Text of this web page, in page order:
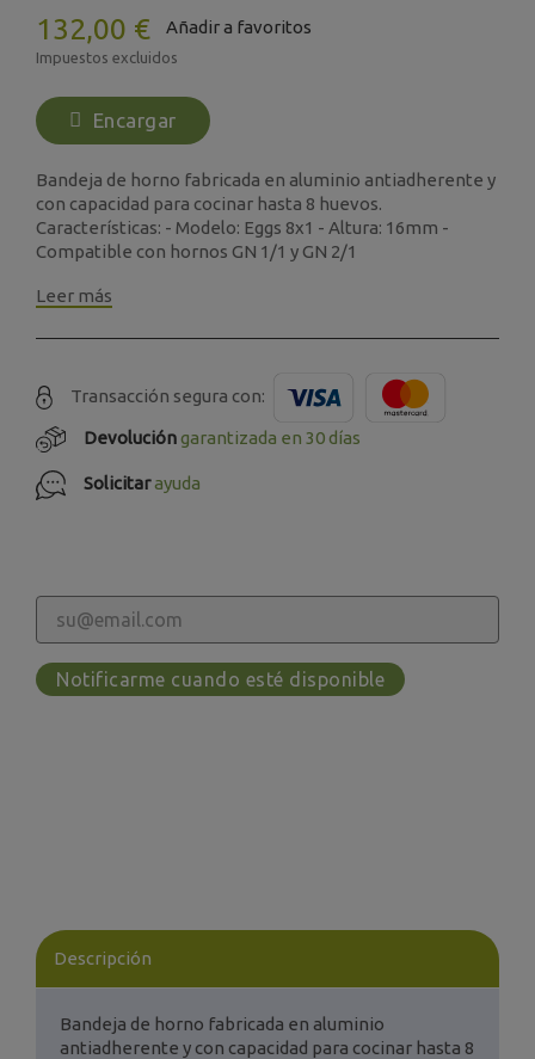
132,00 € Añadir a favoritos
Impuestos excluidos
Encargar
Bandeja de horno fabricada en aluminio antiadherente y
con capacidad para cocinar hasta 8 huevos.
Características: - Modelo: Eggs 8x1 - Altura: 16mm -
Compatible con hornos GN 1/1 y GN 2/1
Leer más
Transacción segura con:
Devolucióngarantizada en 30 días
Solicitarayuda
Notificarme cuando esté disponible
Descripción
Bandeja de horno fabricada en aluminio
antiadherente y con capacidad para cocinar hasta 8